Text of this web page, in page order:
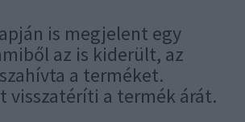
is megjelent egy
az is kiderült, az
a terméket.
visszatéríti a termék árát.